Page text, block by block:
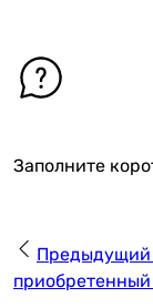
Заполните
Предыдущий